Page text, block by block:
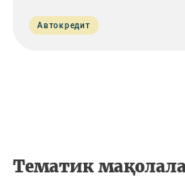
Автокредит
Тематик